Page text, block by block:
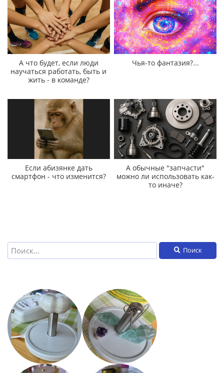
А что будет, если люди
научаться работать, быть и
жить - в команде?
Чья-то фантазия?...
Если абизянке дать
смартфон - что изменится?
А обычные "запчасти"
можно ли использовать как-
то иначе?
Поиск